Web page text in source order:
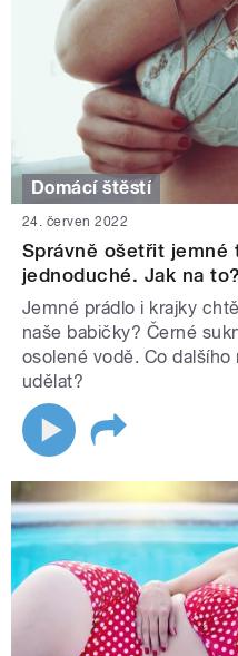
Domácí štěstí
24. červen 2022
Správně ošetřit jemné
jednoduché. Jak na to?
Jemné prádlo i krajky
naše babičky? Černé
osolené vodě. Co
udělat?